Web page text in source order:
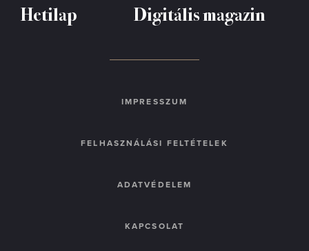
Hetilap Digitális magazin
IMPRESSZUM
FELHASZNÁLÁSI FELTÉTELEK
ADATVÉDELEM
KAPCSOLAT